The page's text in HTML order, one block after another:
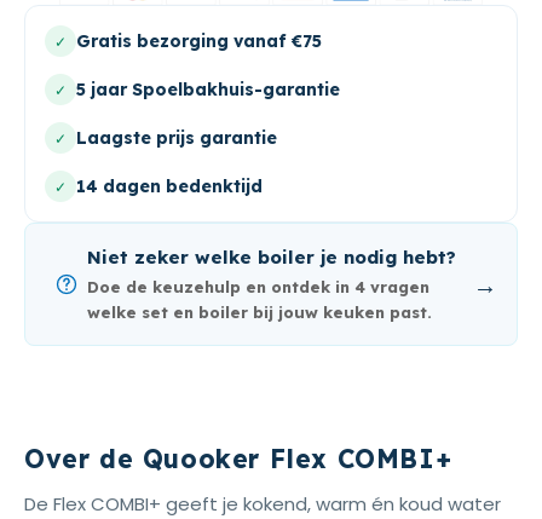
✓ Gratis bezorging vanaf €75
✓ 5 jaar Spoelbakhuis-garantie
✓ Laagste prijs garantie
✓ 14 dagen bedenktijd
Niet zeker welke boiler je nodig hebt?
Doe de keuzehulp en ontdek in 4 vragen
welke set en boiler bij jouw keuken past.
→
Over de Quooker Flex COMBI+
De Flex COMBI+ geeft je kokend, warm én koud water